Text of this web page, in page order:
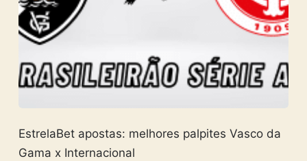
EstrelaBet apostas: melhores palpites Vasco da
Gama x Internacional